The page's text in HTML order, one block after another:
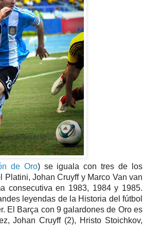
de Oro) se iguala con tres de los
Johan Cruyff y Marco Van van
consecutiva en 1983, 1984 y 1985.
leyendas de la Historia del fútbol
El Barça con 9 galardones de Oro es
Johan Cruyff (2), Hristo Stoichkov,